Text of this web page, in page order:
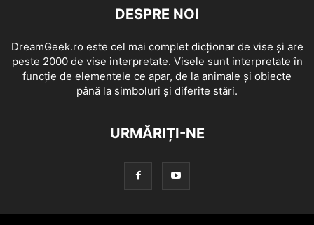
DESPRE NOI
DreamGeek.ro este cel mai complet dicționar de vise și are
peste 2000 de vise interpretate. Visele sunt interpretate în
funcție de elementele ce apar, de la animale și obiecte
până la simboluri și diferite stări.
URMĂRIȚI-NE